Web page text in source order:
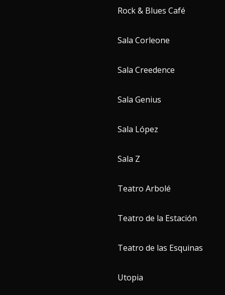
Rock & Blues Café
Sala Corleone
Sala Creedence
Sala Genius
Sala López
Sala Z
Teatro Arbolé
Teatro de la Estación
Teatro de las Esquinas
Utopia